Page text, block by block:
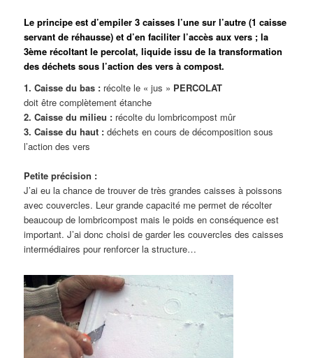
Le principe est d’empiler 3 caisses l’une sur l’autre (1 caisse
servant de réhausse) et d’en faciliter l’accès aux vers ; la
3ème récoltant le percolat, liquide issu de la transformation
des déchets sous l’action des vers à compost.
1. Caisse du bas : récolte le « jus » PERCOLAT
doit être complètement étanche
2. Caisse du milieu : récolte du lombricompost mûr
3. Caisse du haut : déchets en cours de décomposition sous
l’action des vers
Petite précision :
J’ai eu la chance de trouver de très grandes caisses à poissons
avec couvercles. Leur grande capacité me permet de récolter
beaucoup de lombricompost mais le poids en conséquence est
important. J’ai donc choisi de garder les couvercles des caisses
intermédiaires pour renforcer la structure…